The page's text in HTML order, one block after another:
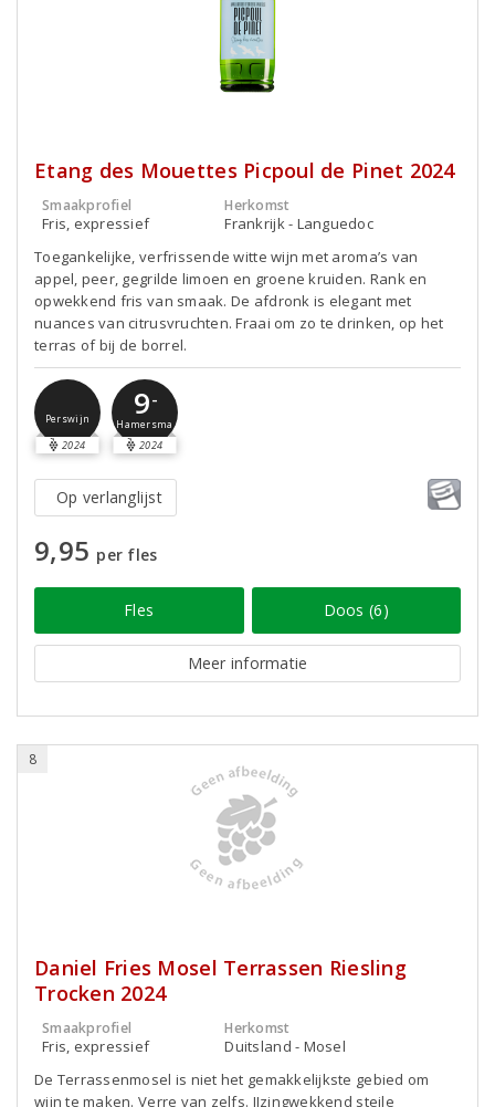
Etang des Mouettes Picpoul de Pinet 2024
Smaakprofiel
Fris, expressief
Herkomst
Frankrijk - Languedoc
Toegankelijke, verfrissende witte wijn met aroma’s van
appel, peer, gegrilde limoen en groene kruiden. Rank en
opwekkend fris van smaak. De afdronk is elegant met
nuances van citrusvruchten. Fraai om zo te drinken, op het
terras of bij de borrel.
Perswijn
2024
9-
Hamersma
2024
Op verlanglijst
9,95 per fles
Fles Doos (6)
Meer informatie
8
Daniel Fries Mosel Terrassen Riesling
Trocken 2024
Smaakprofiel
Fris, expressief
Herkomst
Duitsland - Mosel
De Terrassenmosel is niet het gemakkelijkste gebied om
wijn te maken. Verre van zelfs. IJzingwekkend steile